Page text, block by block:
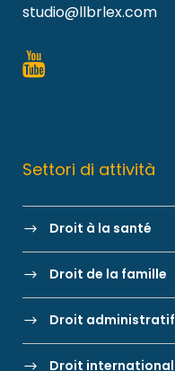
studio@llbrlex.com
Settori di attività
Droit à la santé
Droit de la famille
Droit administratif
Droit international